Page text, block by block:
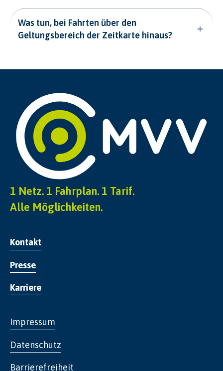
Was tun, bei Fahrten über den
Geltungsbereich der Zeitkarte hinaus?
1 Netz. 1 Fahrplan. 1 Tarif.
Alle Möglichkeiten.
Kontakt
Presse
Karriere
Impressum
Datenschutz
Barrierefreiheit